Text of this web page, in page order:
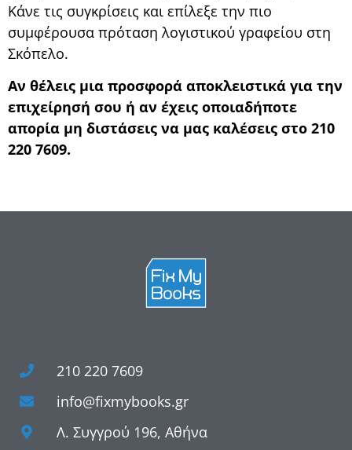
Κάνε τις συγκρίσεις και επίλεξε την πιο
συμφέρουσα πρόταση λογιστικού γραφείου στη
Σκόπελο.
Αν θέλεις μια προσφορά αποκλειστικά για την
επιχείρησή σου ή αν έχεις οποιαδήποτε
απορία μη διστάσεις να μας καλέσεις στο 210
220 7609.
210 220 7609
info@fixmybooks.gr
Λ. Συγγρού 196, Αθήνα